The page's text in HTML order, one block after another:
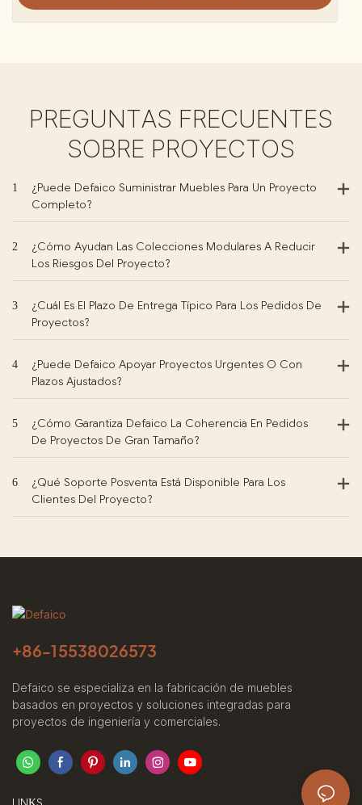
PREGUNTAS FRECUENTES
SOBRE PROYECTOS
1
¿Puede Defaico Suministrar Muebles Para Un Proyecto
Completo?
2
¿Cómo Ayudan Las Colecciones Modulares A Reducir
Los Riesgos Del Proyecto?
3
¿Cuál Es El Plazo De Entrega Típico Para Los Pedidos De
Proyectos?
4
¿Puede Defaico Apoyar Proyectos Urgentes O Con
Plazos Ajustados?
5
¿Cómo Garantiza Defaico La Coherencia En Pedidos
De Proyectos De Gran Tamaño?
6
¿Qué Soporte Posventa Está Disponible Para Los
Clientes Del Proyecto?
+86-15538026573
Defaico se especializa en la fabricación de muebles
basados ​​en proyectos y soluciones integradas para
proyectos de ingeniería y comerciales.